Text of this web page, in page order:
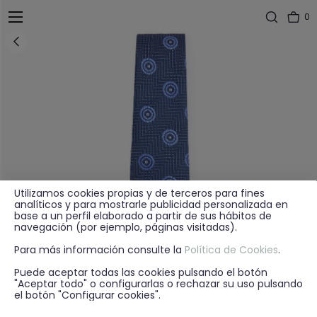
0
Utilizamos cookies propias y de terceros para fines
analíticos y para mostrarle publicidad personalizada en
base a un perfil elaborado a partir de sus hábitos de
navegación (por ejemplo, páginas visitadas).
Para más información consulte la Política de Cookies.
Puede aceptar todas las cookies pulsando el botón
"Aceptar todo" o configurarlas o rechazar su uso pulsando
el botón "Configurar cookies".